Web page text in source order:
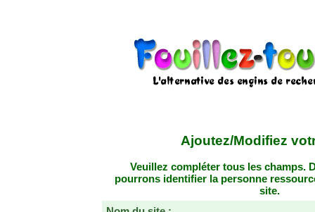
Ajoutez/Modifiez
Veuillez compléter tous les champs.
pourrons identifier la personne
site.